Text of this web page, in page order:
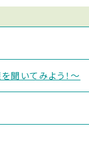
聞いてみよう！〜